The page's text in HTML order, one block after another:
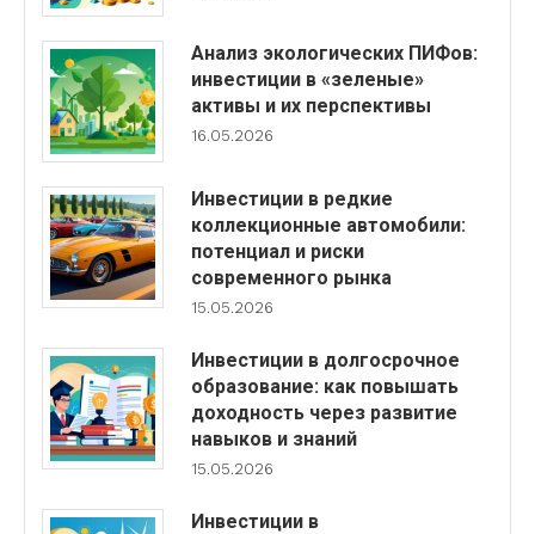
Анализ экологических ПИФов:
инвестиции в «зеленые»
активы и их перспективы
16.05.2026
Инвестиции в редкие
коллекционные автомобили:
потенциал и риски
современного рынка
15.05.2026
Инвестиции в долгосрочное
образование: как повышать
доходность через развитие
навыков и знаний
15.05.2026
Инвестиции в